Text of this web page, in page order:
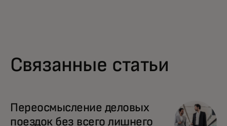
Связанные статьи
Переосмысление деловых
поездок без всего лишнего